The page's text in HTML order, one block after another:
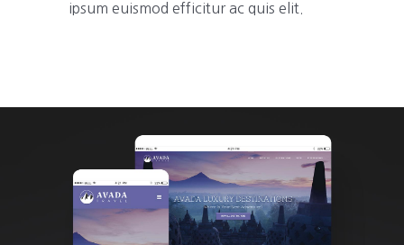
ipsum euismod efficitur ac quis elit.